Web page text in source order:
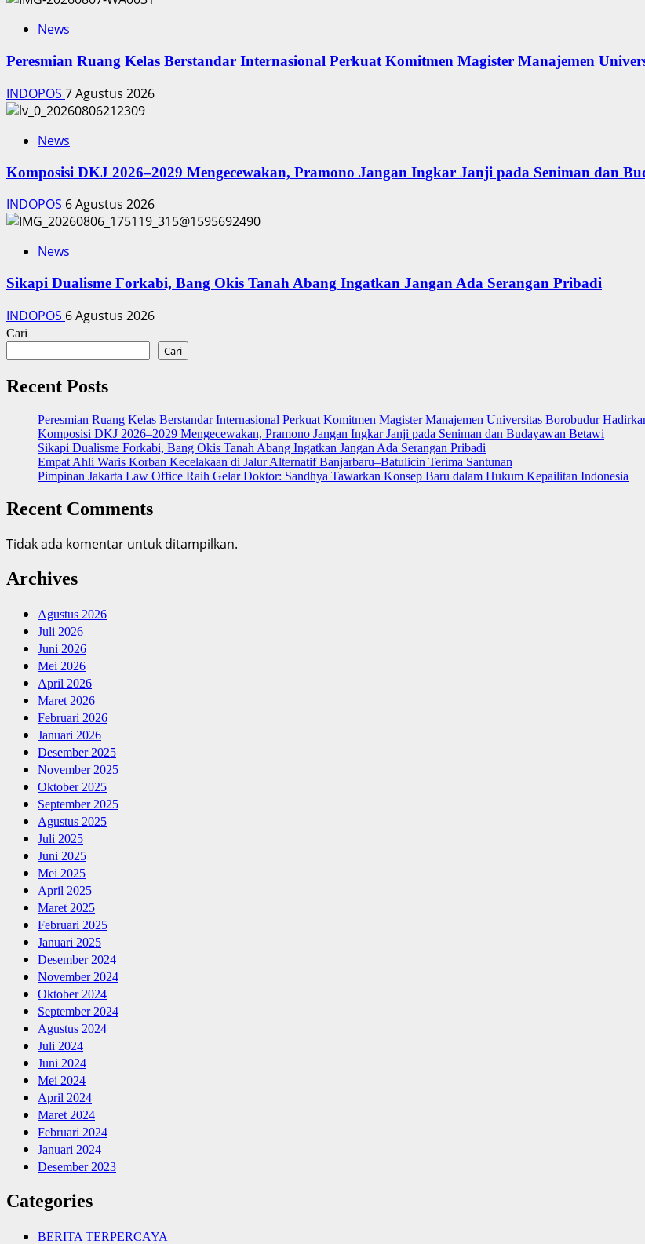
News
Peresmian Ruang Kelas Berstandar Internasional Perkuat Komitmen Magister Manajemen
INDOPOS 7 Agustus 2026
News
Komposisi DKJ 2026–2029 Mengecewakan, Pramono Jangan Ingkar Janji pada Seniman dan
INDOPOS 6 Agustus 2026
News
Sikapi Dualisme Forkabi, Bang Okis Tanah Abang Ingatkan Jangan Ada Serangan Pribadi
INDOPOS 6 Agustus 2026
Cari
Cari
Recent Posts
Peresmian Ruang Kelas Berstandar Internasional Perkuat Komitmen Magister Manajemen Universitas Borobudur
Komposisi DKJ 2026–2029 Mengecewakan, Pramono Jangan Ingkar Janji pada Seniman dan Budayawan Betawi
Sikapi Dualisme Forkabi, Bang Okis Tanah Abang Ingatkan Jangan Ada Serangan Pribadi
Empat Ahli Waris Korban Kecelakaan di Jalur Alternatif Banjarbaru–Batulicin Terima Santunan
Pimpinan Jakarta Law Office Raih Gelar Doktor: Sandhya Tawarkan Konsep Baru dalam Hukum Kepailitan Indonesia
Recent Comments
Tidak ada komentar untuk ditampilkan.
Archives
Agustus 2026
Juli 2026
Juni 2026
Mei 2026
April 2026
Maret 2026
Februari 2026
Januari 2026
Desember 2025
November 2025
Oktober 2025
September 2025
Agustus 2025
Juli 2025
Juni 2025
Mei 2025
April 2025
Maret 2025
Februari 2025
Januari 2025
Desember 2024
November 2024
Oktober 2024
September 2024
Agustus 2024
Juli 2024
Juni 2024
Mei 2024
April 2024
Maret 2024
Februari 2024
Januari 2024
Desember 2023
Categories
BERITA TERPERCAYA